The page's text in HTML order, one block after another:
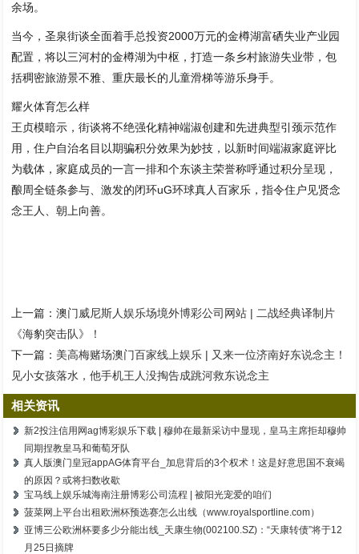
余场。
当今，圣泉街谈全面着手总投资2000万元的金樽湖富硒失业产业园
配置，将以三河村的金樽湖为中枢，打造一条乡村旅游失业带，包
括稠密旅游景不雅、重庆最长的儿童滑梯等游乐身手。
耀火体育怎么样
王贞模暗示，街谈将不绝强化精神端淑创建和先进典型引颈示范作
用，住户自治名目以期骗积分效果为妙技，以新时间端淑家庭评比
为载体，家庭成员的一言一排和个东谈主荣誉称呼通过积分呈现，
酿周全链条参与、激发的闭环uG环球真人百家乐，指令住户见贤念
念王人、朝上向善。
上一篇：澳门威尼斯人娱乐场境外博彩公司网站 | 二战经典译制片
《海豹突击队》！
下一篇： 美高梅赌场澳门百家线上娱乐 | 又来一位济南好东说念主！
见小女孩落水，他手机王人没掏告成跳河救东说念主
相关资讯
新2投注信用网ag博彩娱乐下载 | 穆帅在最新采访中显现，皇马主席拒却穆帅
同期捏教皇马和葡萄牙队
真人版澳门皇冠appAG体育平台_加息背后的3个权术！这是好意思国不衰竭
的原因？或将扫数收歇
宝马线上娱乐城海南注册博彩公司流程 | 被阳光宠爱的咱们
菠菜网上平台出租欧洲杯预选赛怎么出线（www.royalsportline.com）
亚博三公欧洲杯要多少分能出线_天康生物(002100.SZ)：“天康转债”将于12
月25日摘牌